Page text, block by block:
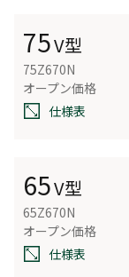
75V型
75Z670N
仕様表
オープン価格
65V型
65Z670N
仕様表
オープン価格